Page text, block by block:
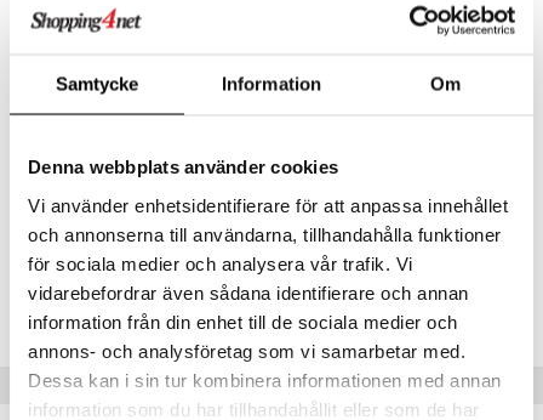
Samtycke Information Om
Denna webbplats använder cookies
Vi använder enhetsidentifierare för att anpassa innehållet
och annonserna till användarna, tillhandahålla funktioner
för sociala medier och analysera vår trafik. Vi
vidarebefordrar även sådana identifierare och annan
information från din enhet till de sociala medier och
annons- och analysföretag som vi samarbetar med.
Dessa kan i sin tur kombinera informationen med annan
information som du har tillhandahållit eller som de har
Ainesosat
maitojauhe, misellaarinen kaseiini (maitoproteiini), kookosrasva
sakeuttamisaine: E412, aromit, väriaine: (E162 – koskee mansikan
makeutusaine: E951,950.
Tuotenumero
Vinkkejä sinulle